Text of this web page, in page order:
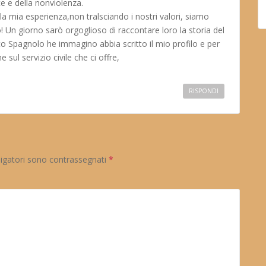
e della nonviolenza.
mia esperienza,non tralsciando i nostri valori, siamo
giorno sarò orgoglioso di raccontare loro la storia del
Spagnolo he immagino abbia scritto il mio profilo e per
sul servizio civile che ci offre,
RISPONDI
sono contrassegnati *